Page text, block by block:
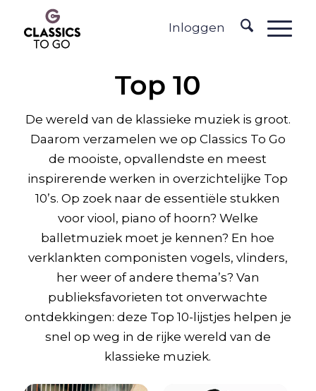
Inloggen
Top 10
De wereld van de klassieke muziek is groot.
Daarom verzamelen we op Classics To Go
de mooiste, opvallendste en meest
inspirerende werken in overzichtelijke Top
10’s. Op zoek naar de essentiële stukken
voor viool, piano of hoorn? Welke
balletmuziek moet je kennen? En hoe
verklankten componisten vogels, vlinders,
her weer of andere thema’s? Van
publieksfavorieten tot onverwachte
ontdekkingen: deze Top 10-lijstjes helpen je
snel op weg in de rijke wereld van de
klassieke muziek.